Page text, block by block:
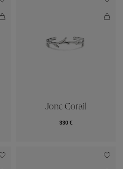
Jonc Corail
330 €